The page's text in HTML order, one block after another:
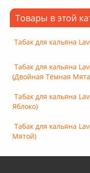
Товары в этой
Табак для кальяна
Табак для кальяна
(Двойная Тёмная
Табак для кальяна
Яблоко)
Табак для кальяна
Мятой)